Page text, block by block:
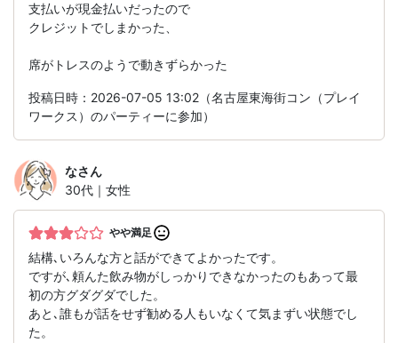
支払いが現金払いだったので
クレジットでしまかった、
席がトレスのようで動きずらかった
投稿日時：2026-07-05 13:02（名古屋東海街コン（プレイ
ワークス）のパーティーに参加）
なさん
30代｜女性
やや満足
結構､いろんな方と話ができてよかったです。
ですが､頼んた飲み物がしっかりできなかったのもあって最
初の方グダグダでした。
あと､誰もが話をせず勧める人もいなくて気まずい状態でし
た。